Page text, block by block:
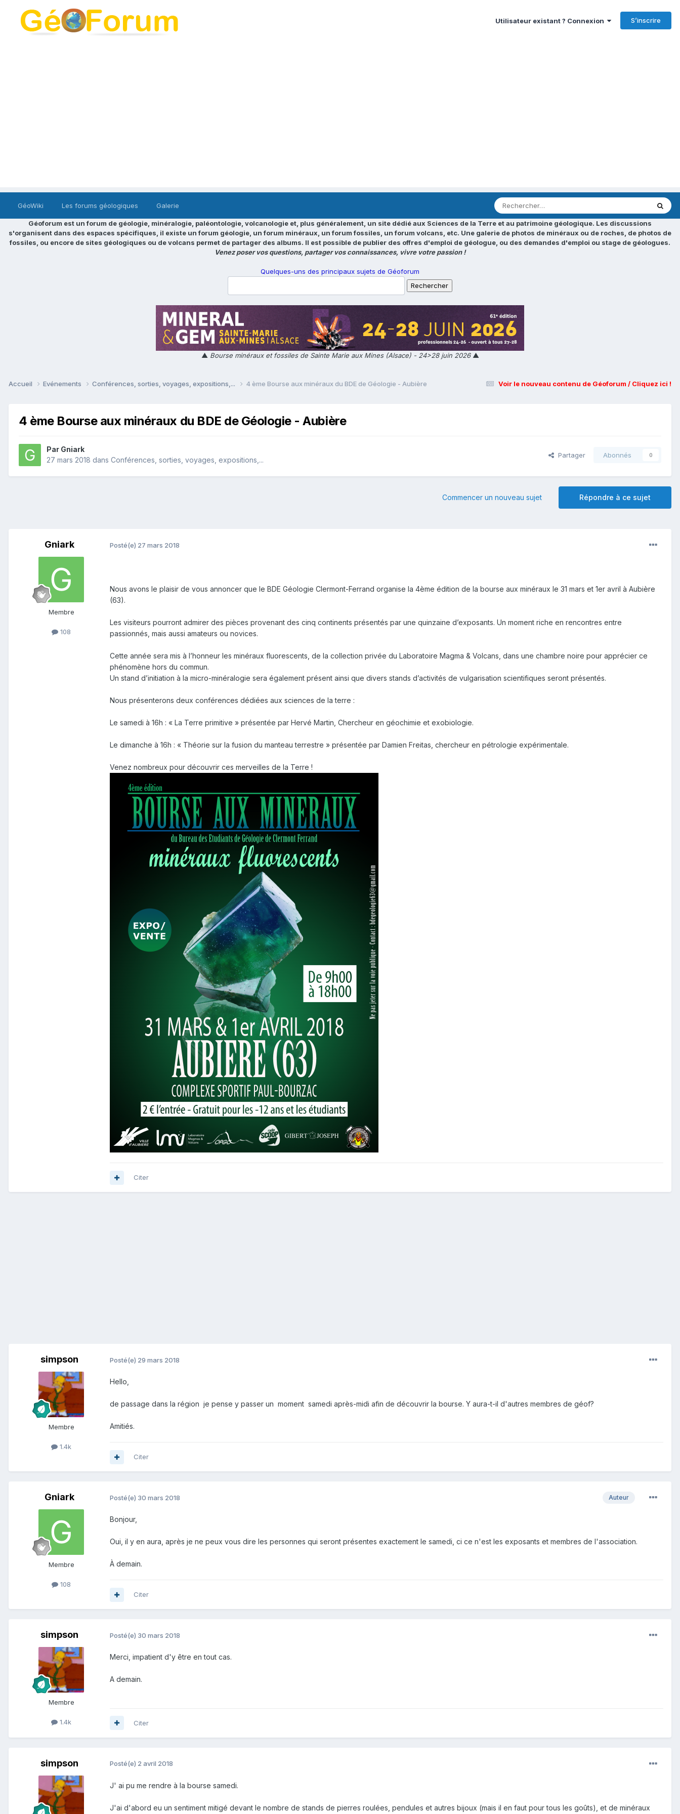
Utilisateur existant ? Connexion S’inscrire
GéoWiki Les forums géologiques Galerie
Géoforum est un forum de géologie, minéralogie, paléontologie, volcanologie et, plus généralement, un site dédié aux Sciences de la Terre et au patrimoine géologique. Les discussions
s'organisent dans des espaces spécifiques, il existe un forum géologie, un forum minéraux, un forum fossiles, un forum volcans, etc. Une galerie de photos de minéraux ou de roches, de photos de
fossiles, ou encore de sites géologiques ou de volcans permet de partager des albums. Il est possible de publier des offres d'emploi de géologue, ou des demandes d'emploi ou stage de géologues.
Venez poser vos questions, partager vos connaissances, vivre votre passion !
Quelques-uns des principaux sujets de Géoforum
▲ Bourse minéraux et fossiles de Sainte Marie aux Mines (Alsace) - 24>28 juin 2026▲
Voir le nouveau contenu de Géoforum / Cliquez ici !
Accueil Evénements Conférences, sorties, voyages, expositions,... 4 ème Bourse aux minéraux du BDE de Géologie - Aubière
4 ème Bourse aux minéraux du BDE de Géologie - Aubière
Par Gniark
27 mars 2018 dans Conférences, sorties, voyages, expositions,...
Partager Abonnés 0
Répondre à ce sujet
Commencer un nouveau sujet
Gniark
Membre
108
Posté(e) 27 mars 2018
Nous avons le plaisir de vous annoncer que le BDE Géologie Clermont-Ferrand organise la 4ème édition de la bourse aux minéraux le 31 mars et 1er avril à Aubière
(63).
Les visiteurs pourront admirer des pièces provenant des cinq continents présentés par une quinzaine d’exposants. Un moment riche en rencontres entre
passionnés, mais aussi amateurs ou novices.
Cette année sera mis à l’honneur les minéraux fluorescents, de la collection privée du Laboratoire Magma & Volcans, dans une chambre noire pour apprécier ce
phénomène hors du commun.
Un stand d’initiation à la micro-minéralogie sera également présent ainsi que divers stands d’activités de vulgarisation scientifiques seront présentés.
Nous présenterons deux conférences dédiées aux sciences de la terre :
Le samedi à 16h : « La Terre primitive » présentée par Hervé Martin, Chercheur en géochimie et exobiologie.
Le dimanche à 16h : « Théorie sur la fusion du manteau terrestre » présentée par Damien Freitas, chercheur en pétrologie expérimentale.
Venez nombreux pour découvrir ces merveilles de la Terre !
Citer
simpson
Membre
1.4k
Posté(e) 29 mars 2018
Hello,
de passage dans la région je pense y passer un moment samedi après-midi afin de découvrir la bourse. Y aura-t-il d'autres membres de géof?
Amitiés.
Citer
Gniark
Membre
108
Auteur
Posté(e) 30 mars 2018
Bonjour,
Oui, il y en aura, après je ne peux vous dire les personnes qui seront présentes exactement le samedi, ci ce n'est les exposants et membres de l'association.
À demain.
Citer
simpson
Membre
1.4k
Posté(e) 30 mars 2018
Merci, impatient d'y être en tout cas.
A demain.
Citer
simpson Posté(e) 2 avril 2018
J' ai pu me rendre à la bourse samedi.
J'ai d'abord eu un sentiment mitigé devant le nombre de stands de pierres roulées, pendules et autres bijoux (mais il en faut pour tous les goûts), et de minéraux